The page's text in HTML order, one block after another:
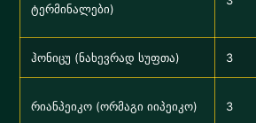
ტერმინალები)
ჰონიცუ (ნახევრად სუფთა) 3
რიანპეიკო (ორმაგი იიპეიკო) 3